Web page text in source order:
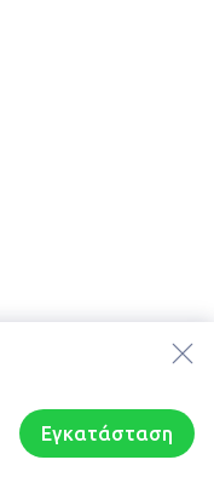
Εγκατάσταση
Sitemap
Συζητήσεις Προφίλ